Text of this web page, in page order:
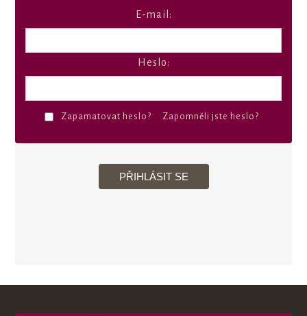
E-mail:
Heslo:
Zapamatovat heslo? Zapomněli jste heslo?